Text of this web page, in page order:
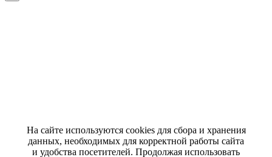
На сайте используются cookies для сбора и хранения
данных, необходимых для корректной работы сайта
и удобства посетителей. Продолжая использовать